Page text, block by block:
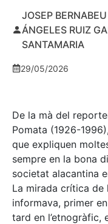
JOSEP
ÁNGELES RUIZ
SANTAMARIA
29/05/2026
De la mà del
Pomata (1926-
que expliquen
sempre en la bona
societat alacantina
La mirada crítica de
informava, primer
tard en l’etnogràfic,